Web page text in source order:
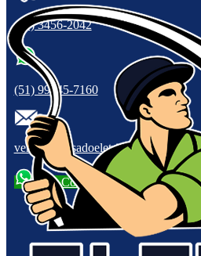
(51) 3456-2042
(51) 99945-7160
vendas@casadoeletricistars.com.br
Fale Conosco